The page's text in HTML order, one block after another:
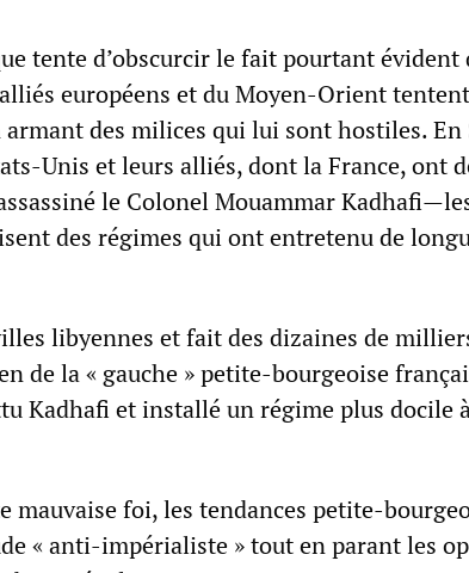
tente d’obscurcir le fait pourtant évident
européens et du Moyen-Orient
armant des milices qui lui sont hostiles. En
Unis et leurs alliés, dont la France, ont
le Colonel Mouammar
des régimes qui ont entretenu de
libyennes et fait des dizaines de
de la « gauche » petite-bourgeoise
Kadhafi et installé un régime plus docile
mauvaise foi, les tendances petite-
« anti-impérialiste » tout en parant les